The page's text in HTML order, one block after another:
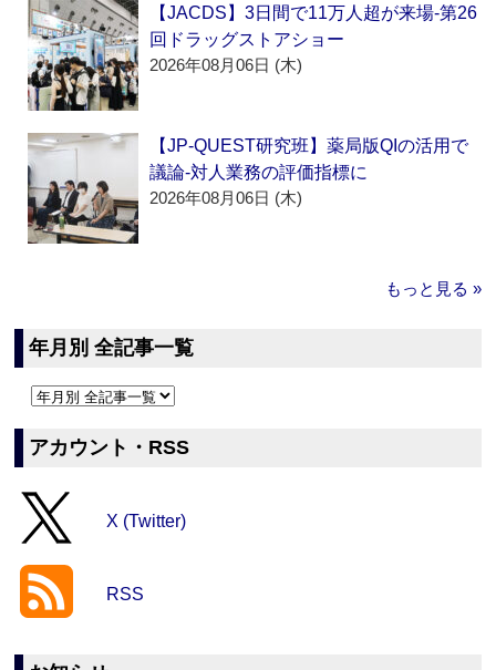
【JACDS】3日間で11万人超が来場‐第26
回ドラッグストアショー
2026年08月06日 (木)
【JP-QUEST研究班】薬局版QIの活用で
議論‐対人業務の評価指標に
2026年08月06日 (木)
もっと見る »
年月別 全記事一覧
アカウント・RSS
X (Twitter)
RSS